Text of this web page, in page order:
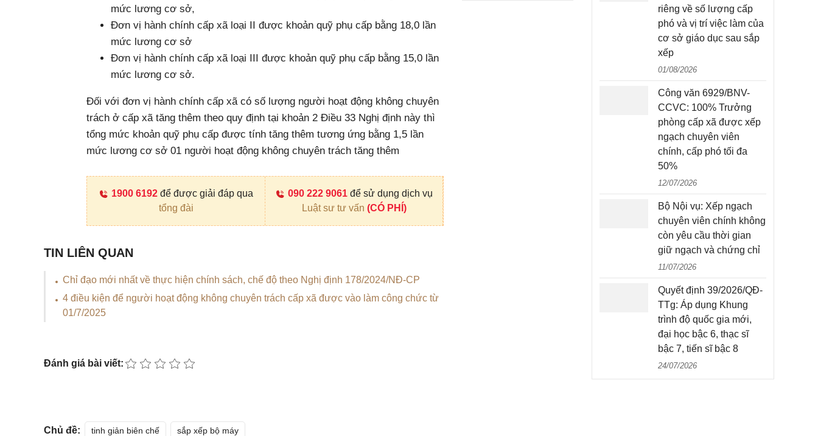
mức lương cơ sở,
Đơn vị hành chính cấp xã loại II được khoản quỹ phụ cấp bằng 18,0 lần
mức lương cơ sở
Đơn vị hành chính cấp xã loại III được khoản quỹ phụ cấp bằng 15,0 lần
mức lương cơ sở.
Đối với đơn vị hành chính cấp xã có số lượng người hoạt động không chuyên
trách ở cấp xã tăng thêm theo quy định tại khoản 2 Điều 33 Nghị định này thì
tổng mức khoản quỹ phụ cấp được tính tăng thêm tương ứng bằng 1,5 lần
mức lương cơ sở 01 người hoạt động không chuyên trách tăng thêm
1900 6192 để được giải đáp qua
tổng đài
090 222 9061 để sử dụng dịch vụ
Luật sư tư vấn (CÓ PHÍ)
TIN LIÊN QUAN
Chỉ đạo mới nhất về thực hiện chính sách, chế độ theo Nghị định 178/2024/NĐ-CP
4 điều kiện để người hoạt động không chuyên trách cấp xã được vào làm công chức từ
01/7/2025
Đánh giá bài viết:
Chủ đề: tinh giản biên chế sắp xếp bộ máy
riêng về số lượng cấp
phó và vị trí việc làm của
cơ sở giáo dục sau sắp
xếp
01/08/2026
Công văn 6929/BNV-
CCVC: 100% Trưởng
phòng cấp xã được xếp
ngạch chuyên viên
chính, cấp phó tối đa
50%
12/07/2026
Bộ Nội vụ: Xếp ngạch
chuyên viên chính không
còn yêu cầu thời gian
giữ ngạch và chứng chỉ
11/07/2026
Quyết định 39/2026/QĐ-
TTg: Áp dụng Khung
trình độ quốc gia mới,
đại học bậc 6, thạc sĩ
bậc 7, tiến sĩ bậc 8
24/07/2026